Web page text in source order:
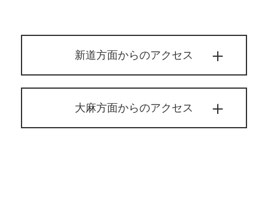
新道方面からのアクセス
大麻方面からのアクセス